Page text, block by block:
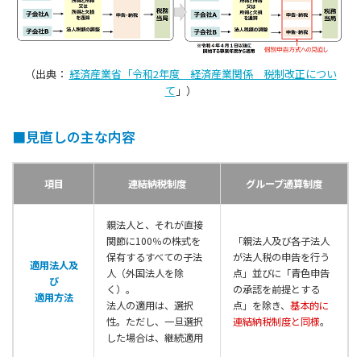
（出典： 経済産業省「令和2年度 経済産業関係 税制改正につい
て 」）
■見直しの主な内容
項目 連結納税制度 グループ通算制度
適用法人及
び
適用方法
親法人と、それが直接
関節に100％の株式を
保有するすべての子法
人（外国法人を除
く）。
法人の適用は、選択
性。ただし、一旦選択
した場合は、継続適用
「親法人及び各子法人
が法人税の申告を行う
点」並びに「青色申告
の承認を前提とする
点」を除き、 基本的に
連結納税制度と同様。